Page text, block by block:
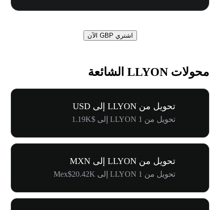
اشتري GBP الآن
محولات LLYON الشائعة
تحويل من LLYON إلى USD
تحويل من 1 LLYON إلى $1.19K
تحويل من LLYON إلى MXN
تحويل من 1 LLYON إلى Mex$20.42K